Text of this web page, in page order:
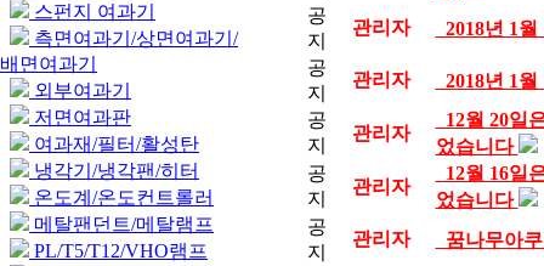
스펀지 여과기
측면여과기/상면여과기/
배면여과기
외부여과기
저면여과판
여과재/필터/활성탄
냉각기/냉각팬/히터
온도계/온도컨트롤러
메탈팬던트/메탈램프
PL/T5/T12/VHO램프
공
지
관리자
2018년 1
공
지
관리자
2018년 1
공
지
관리자
12월 20일
었습니다
공
지
관리자
12월 16일
었습니다
공
지
관리자
꿈나무아